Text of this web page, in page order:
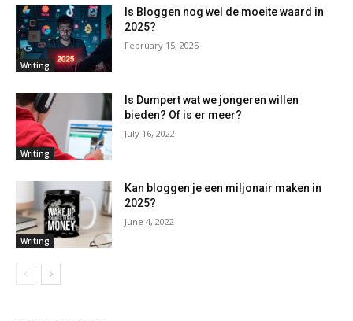
Writing
Is Bloggen nog wel de moeite waard in
2025?
February 15, 2025
Writing
Is Dumpert wat we jongeren willen
bieden? Of is er meer?
July 16, 2022
Writing
Kan bloggen je een miljonair maken in
2025?
June 4, 2022